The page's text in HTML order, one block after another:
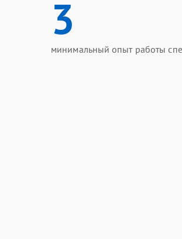
3
минимальный опыт работы